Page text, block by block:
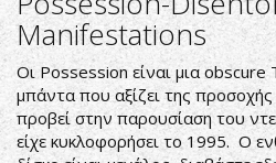
Manifestations
Οι Possession είναι μια
μπάντα που αξίζει της
προβεί στην παρουσίαση του
είχε κυκλοφορήσει το 1995. Ο